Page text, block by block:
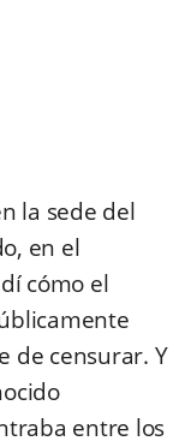
la sede del
en el
cómo el
de censurar. Y
entre los